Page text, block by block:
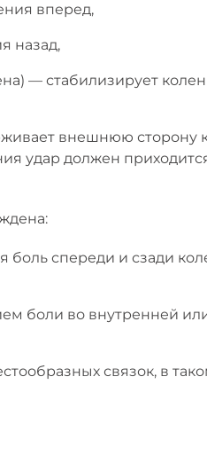
вперед,
назад,
— стабилизирует
внешнюю сторону
удар должен
боль спереди и сзади
боли во внутренней
связок, в